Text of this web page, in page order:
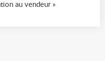
au vendeur »